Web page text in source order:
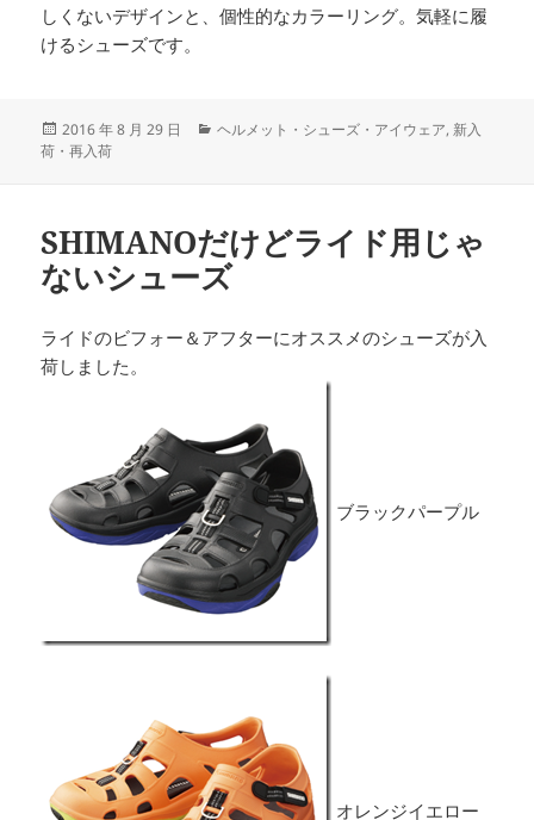
しくないデザインと、個性的なカラーリング。気軽に履
けるシューズです。
投
稿
2016 年 8 月 29 日
カ
ヘルメット・シューズ・アイウェア, 新入
荷・再入荷
SHIMANOだけどライド用じゃ
ないシューズ
ライドのビフォー＆アフターにオススメのシューズが入
荷しました。
ブラックパープル
オレンジイエロー